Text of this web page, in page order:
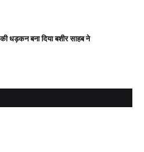
धड़कन बना दिया बशीर साहब ने